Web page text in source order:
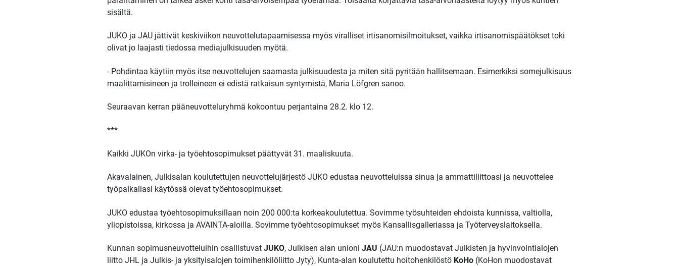
sisältä.
JUKO ja JAU jättivät keskiviikon neuvottelutapaamisessa myös viralliset irtisanomisilmoitukset, vaikka irtisanomispäätökset toki
olivat jo laajasti tiedossa mediajulkisuuden myötä.
- Pohdintaa käytiin myös itse neuvottelujen saamasta julkisuudesta ja miten sitä pyritään hallitsemaan. Esimerkiksi somejulkisuus
maalittamisineen ja trolleineen ei edistä ratkaisun syntymistä, Maria Löfgren sanoo.
Seuraavan kerran pääneuvotteluryhmä kokoontuu perjantaina 28.2. klo 12.
***
Kaikki JUKOn virka- ja työehtosopimukset päättyvät 31. maaliskuuta.
Akavalainen, Julkisalan koulutettujen neuvottelujärjestö JUKO edustaa neuvotteluissa sinua ja ammattiliittoasi ja neuvottelee
työpaikallasi käytössä olevat työehtosopimukset.
JUKO edustaa työehtosopimuksillaan noin 200 000:ta korkeakoulutettua. Sovimme työsuhteiden ehdoista kunnissa, valtiolla,
yliopistoissa, kirkossa ja AVAINTA-aloilla. Sovimme työehtosopimukset myös Kansallisgalleriassa ja Työterveyslaitoksella.
Kunnan sopimusneuvotteluihin osallistuvat JUKO, Julkisen alan unioni JAU (JAU:n muodostavat Julkisten ja hyvinvointialojen
liitto JHL ja Julkis- ja yksityisalojen toimihenkilöliitto Jyty), Kunta-alan koulutettu hoitohenkilöstö KoHo(KoHon muodostavat